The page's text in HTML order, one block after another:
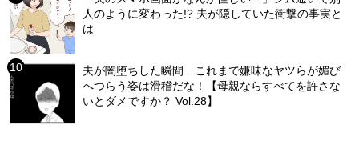
人のように変わった!? 夫が隠していた衝撃の事実と
は
夫が闇堕ちした瞬間…これまで嫌味なヤツらが媚び
へつらう姿は滑稽だな！【母親ならすべてを許さな
いとダメですか？ Vol.28】